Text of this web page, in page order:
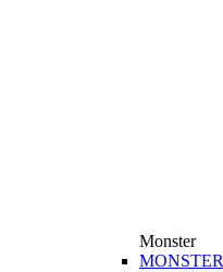
Monster
MONSTER